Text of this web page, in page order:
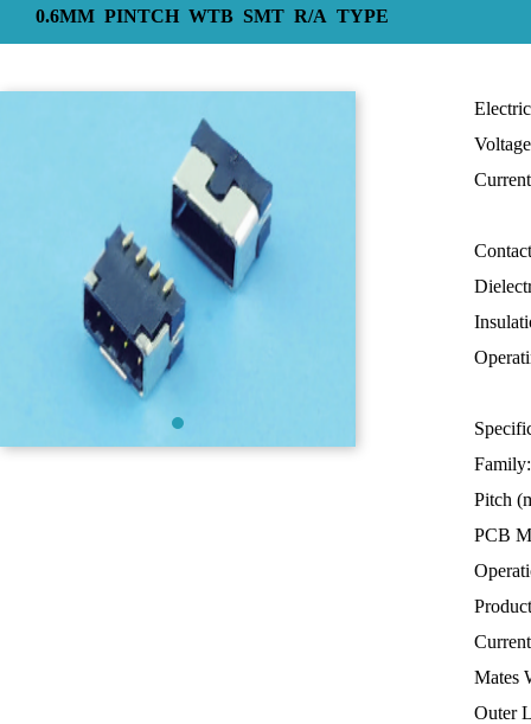
0.6MM PINTCH WTB SMT R/A TYPE
Pitch
PCB
Mates
Outer